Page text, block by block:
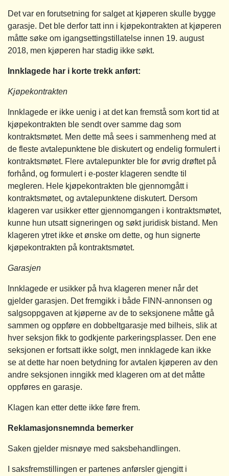
Det var en forutsetning for salget at kjøperen skulle bygge
garasje. Det ble derfor tatt inn i kjøpekontrakten at kjøperen
måtte søke om igangsettingstillatelse innen 19. august
2018, men kjøperen har stadig ikke søkt.
Innklagede har i korte trekk anført:
Kjøpekontrakten
Innklagede er ikke uenig i at det kan fremstå som kort tid at
kjøpekontrakten ble sendt over samme dag som
kontraktsmøtet. Men dette må sees i sammenheng med at
de fleste avtalepunktene ble diskutert og endelig formulert i
kontraktsmøtet. Flere avtalepunkter ble for øvrig drøftet på
forhånd, og formulert i e-poster klageren sendte til
megleren. Hele kjøpekontrakten ble gjennomgått i
kontraktsmøtet, og avtalepunktene diskutert. Dersom
klageren var usikker etter gjennomgangen i kontraktsmøtet,
kunne hun utsatt signeringen og søkt juridisk bistand. Men
klageren ytret ikke et ønske om dette, og hun signerte
kjøpekontrakten på kontraktsmøtet.
Garasjen
Innklagede er usikker på hva klageren mener når det
gjelder garasjen. Det fremgikk i både FINN-annonsen og
salgsoppgaven at kjøperne av de to seksjonene måtte gå
sammen og oppføre en dobbeltgarasje med bilheis, slik at
hver seksjon fikk to godkjente parkeringsplasser. Den ene
seksjonen er fortsatt ikke solgt, men innklagede kan ikke
se at dette har noen betydning for avtalen kjøperen av den
andre seksjonen inngikk med klageren om at det måtte
oppføres en garasje.
Klagen kan etter dette ikke føre frem.
Reklamasjonsnemnda bemerker
Saken gjelder misnøye med saksbehandlingen.
I saksfremstillingen er partenes anførsler gjengitt i